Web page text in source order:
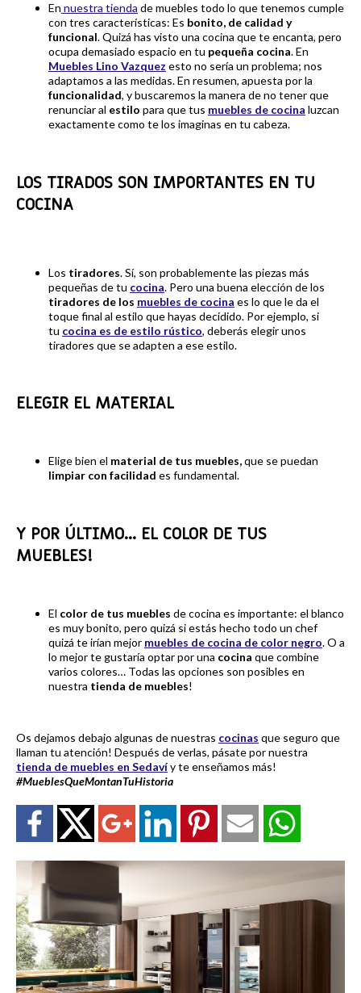
En nuestra tienda de muebles todo lo que tenemos cumple
con tres características: Es bonito, de calidad y
funcional. Quizá has visto una cocina que te encanta, pero
ocupa demasiado espacio en tu pequeña cocina. En
Muebles Lino Vazquez esto no sería un problema; nos
adaptamos a las medidas. En resumen, apuesta por la
funcionalidad, y buscaremos la manera de no tener que
renunciar al estilo para que tus muebles de cocina luzcan
exactamente como te los imaginas en tu cabeza.
LOS TIRADOS SON IMPORTANTES EN TU
COCINA
Los tiradores. Sí, son probablemente las piezas más
pequeñas de tu cocina. Pero una buena elección de los
tiradores de los muebles de cocina es lo que le da el
toque final al estilo que hayas decidido. Por ejemplo, si
tu cocina es de estilo rústico, deberás elegir unos
tiradores que se adapten a ese estilo.
ELEGIR EL MATERIAL
Elige bien el material de tus muebles,que se puedan
limpiar con facilidad es fundamental.
Y POR ÚLTIMO... EL COLOR DE TUS
MUEBLES!
El color de tus muebles de cocina es importante: el blanco
es muy bonito, pero quizá si estás hecho todo un chef
quizá te irían mejor muebles de cocina de color negro. O a
lo mejor te gustaría optar por una cocina que combine
varios colores… Todas las opciones son posibles en
nuestra tienda de muebles!
Os dejamos debajo algunas de nuestras cocinas que seguro que
llaman tu atención! Después de verlas, pásate por nuestra
tienda de muebles en Sedavíy te enseñamos más!
#MueblesQueMontanTuHistoria